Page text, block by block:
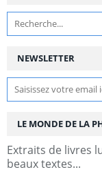
NEWSLETTER
LE MONDE DE LA
Extraits de livres
beaux textes...